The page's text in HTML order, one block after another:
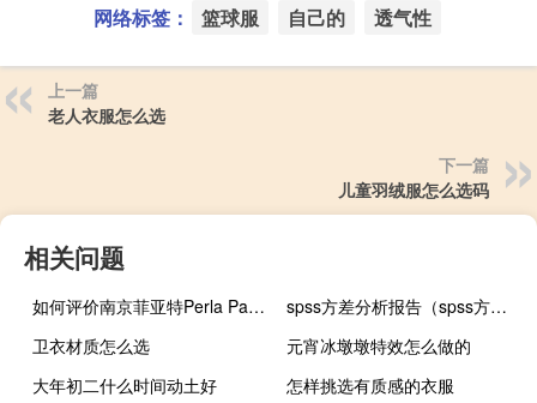
网络标签： 篮球服 自己的 透气性
上一篇
老人衣服怎么选
下一篇
儿童羽绒服怎么选码
相关问题
如何评价南京菲亚特Perla Paran和南京菲亚特Perla Paran的业绩
spss方差分析报告（spss方差分析结果解读）
卫衣材质怎么选
元宵冰墩墩特效怎么做的
大年初二什么时间动土好
怎样挑选有质感的衣服